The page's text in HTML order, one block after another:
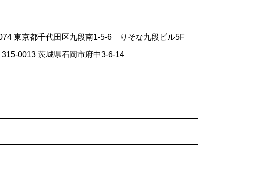
東京都千代田区九段南1-5-6 りそな九段ビル5F
0013 茨城県石岡市府中3-6-14